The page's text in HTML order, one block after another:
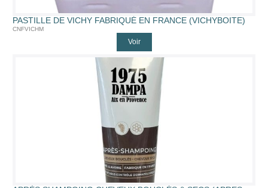
PASTILLE DE VICHY FABRIQUÉ EN FRANCE (VICHYBOITE)
CNFVICHM
Voir